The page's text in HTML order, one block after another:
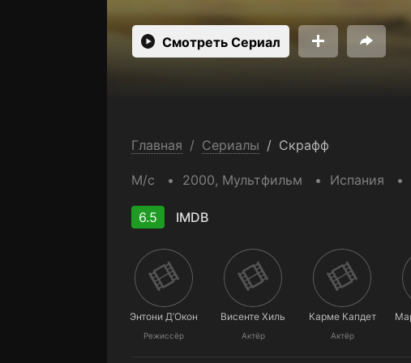
Смотреть Сериал
Главная / Сериалы / Скрафф
М/с 2000, Мультфильм Испания
6.5 IMDB
Энтони Д’Окон
Режиссёр
Висенте Хиль
Актёр
Карме Капдет
Актёр